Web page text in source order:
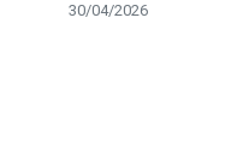
30/04/2026